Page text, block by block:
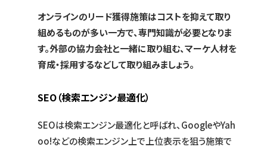
オンラインのリード獲得施策はコストを抑えて取り
組めるものが多い一方で、専門知識が必要となりま
す。外部の協力会社と一緒に取り組む、マーケ人材を
育成・採用するなどして取り組みましょう。
SEO（検索エンジン最適化）
SEOは検索エンジン最適化と呼ばれ、GoogleやYah
oo!などの検索エンジン上で上位表示を狙う施策で